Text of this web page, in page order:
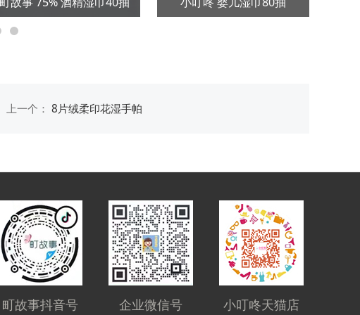
上一个： 8片绒柔印花湿手帕
町故事抖音号 企业微信号 小叮咚天猫店